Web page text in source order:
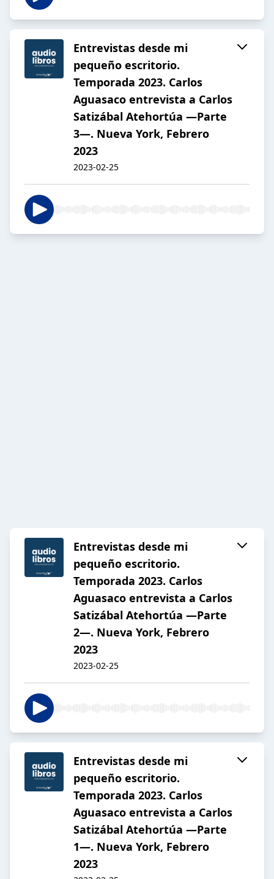
Entrevistas desde mi
pequeño escritorio.
Temporada 2023. Carlos
Aguasaco entrevista a Carlos
Satizábal Atehortúa —Parte
3—. Nueva York, Febrero
2023
2023-02-25
Entrevistas desde mi
pequeño escritorio.
Temporada 2023. Carlos
Aguasaco entrevista a Carlos
Satizábal Atehortúa —Parte
2—. Nueva York, Febrero
2023
2023-02-25
Entrevistas desde mi
pequeño escritorio.
Temporada 2023. Carlos
Aguasaco entrevista a Carlos
Satizábal Atehortúa —Parte
1—. Nueva York, Febrero
2023